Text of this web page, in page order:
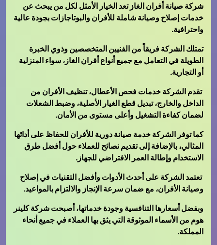
شركة صيانة أفران الغاز تعد الخيار الأمثل لكل من يبحث عن
خدمات إصلاح وصيانة شاملة للأفران والبوتاجازات بجودة عالية
واحترافية.
تمتلك الشركة فريقاً من الفنيين المتخصصين وذوي الخبرة
الطويلة في التعامل مع جميع أنواع أفران الغاز، سواء المنزلية
أو التجارية.
تقدم الشركة خدمات فحص الأعطال، تنظيف الأفران من
الداخل والخارج، تبديل قطع الغيار الأصلية، وضبط الشعلات
لضمان كفاءة التشغيل وأعلى مستوى من الأمان.
كما توفر الشركة خدمة صيانة دورية للأفران للحفاظ على أدائها
المثالي، بالإضافة إلى تقديم نصائح للعملاء حول أفضل طرق
الاستخدام وإطالة العمر الافتراضي للجهاز.
تعتمد الشركة على أحدث الأدوات وأفضل التقنيات في إصلاح
وصيانة الأفران، مع ضمان سرعة الإنجاز والالتزام بالمواعيد.
وبفضل أسعارها التنافسية وجودة خدماتها، أصبحت شركة كلينر
هوم من الأسماء الموثوقة التي يثق بها العملاء في جميع أنحاء
المملكة.